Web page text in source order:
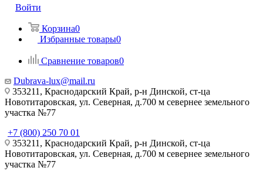
Войти
Корзина0
Избранные товары0
Сравнение товаров0
Dubrava-lux@mail.ru
353211, Краснодарский Край, р-н Динской, ст-ца
Новотитаровская, ул. Северная, д.700 м севернее земельного
участка №77
+7 (800) 250 70 01
353211, Краснодарский Край, р-н Динской, ст-ца
Новотитаровская, ул. Северная, д.700 м севернее земельного
участка №77